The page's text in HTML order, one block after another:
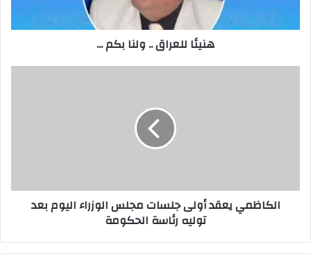
هنيئا للعراق .. ولنا بكم ...
توليه
رئاسةالكاظمي يعقد أولى جلسات مجلس الوزراء اليوم بعد
توليه رئاسة الحكومة